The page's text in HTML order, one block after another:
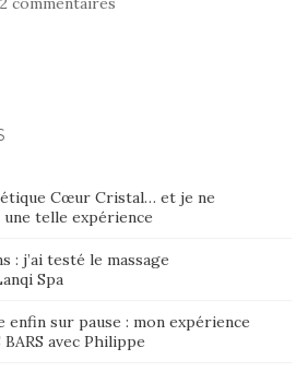
Cœur Cristal… et je ne
une telle expérience
: j’ai testé le massage
Spa
enfin sur pause : mon expérience
BARS avec Philippe